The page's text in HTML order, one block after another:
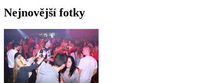
Nejnovější fotky